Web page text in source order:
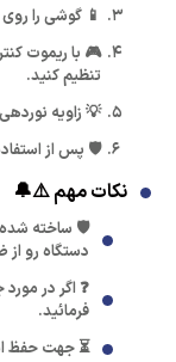
📱 گوشی را روی یکی از 3 هولدر
🎮 با ریموت
تنظیم کنید.
💡 زاویه نوردهی 360 درجه را برای پوشش سوژه تنظیم نمایید.
🛡️ پس از
نکات مهم ⚠️🔔
دستگاه رو
❓ اگر در
فرمائید.
⏳ جهت حفظ